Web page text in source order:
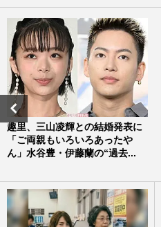
趣里、三山凌輝との結婚発表に
「ご両親もいろいろあったや
ん」水谷豊・伊藤蘭の“過去...